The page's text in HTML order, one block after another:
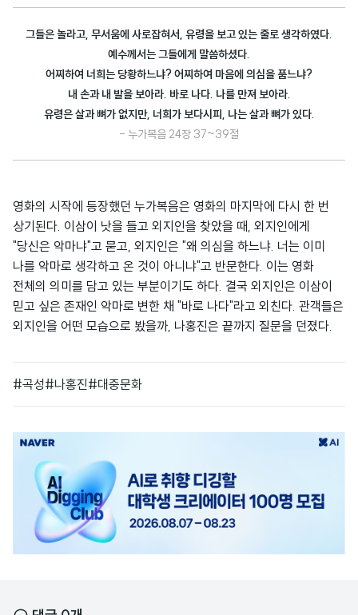
그들은 놀라고, 무서움에 사로잡혀서, 유령을 보고 있는 줄로 생각하였다.
예수께서는 그들에게 말씀하셨다.
어찌하여 너희는 당황하느냐? 어찌하여 마음에 의심을 품느냐?
내 손과 내 발을 보아라. 바로 나다. 나를 만져 보아라.
유령은 살과 뼈가 없지만, 너희가 보다시피, 나는 살과 뼈가 있다.
- 누가복음 24장 37~39절
영화의 시작에 등장했던 누가복음은 영화의 마지막에 다시 한 번
상기된다. 이삼이 낫을 들고 외지인을 찾았을 때, 외지인에게
"당신은 악마냐"고 묻고, 외지인은 "왜 의심을 하느냐. 너는 이미
나를 악마로 생각하고 온 것이 아니냐"고 반문한다. 이는 영화
전체의 의미를 담고 있는 부분이기도 하다. 결국 외지인은 이삼이
믿고 싶은 존재인 악마로 변한 채 "바로 나다"라고 외친다. 관객들은
외지인을 어떤 모습으로 봤을까, 나홍진은 끝까지 질문을 던졌다.
#곡성#나홍진#대중문화
광